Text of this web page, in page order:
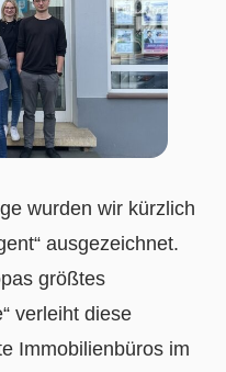
wurden wir kürzlich
ausgezeichnet.
größtes
verleiht diese
Immobilienbüros im